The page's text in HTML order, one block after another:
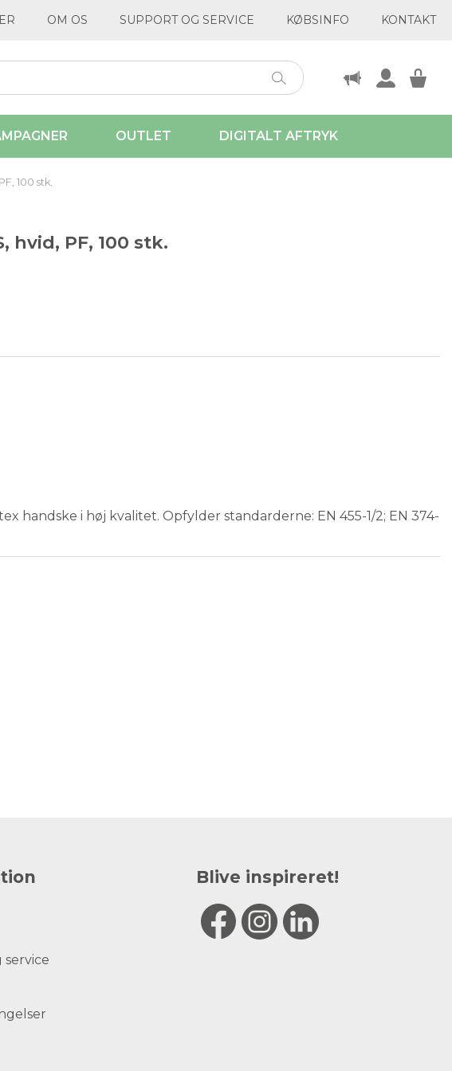
OM OS SUPPORT OG SERVICE KØBSINFO KONTAKT
OUTLET DIGITALT AFTRYK
100 stk.
hvid, PF, 100 stk.
handske i høj kvalitet. Opfylder standarderne: EN 455-1/2; EN 374-
Blive inspireret!